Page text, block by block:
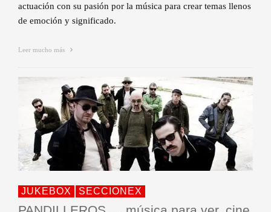
actuación con su pasión por la música para crear temas llenos
de emoción y significado.
Leer mucho más
JUKEBOX SECCIONEX